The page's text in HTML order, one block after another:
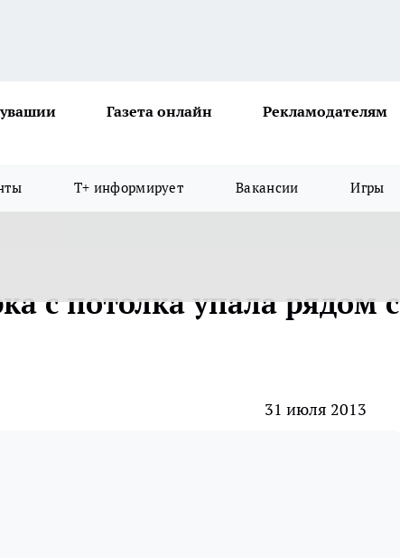
Газета онлайн
Рекламодателям
Т+ информирует Вакансии Игры
с потолка упала рядом с
31 июля 2013